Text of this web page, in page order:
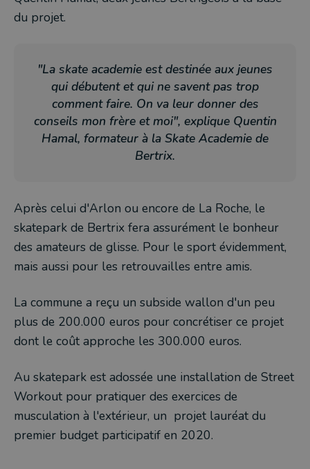
du projet.
"La skate academie est destinée aux jeunes
qui débutent et qui ne savent pas trop
comment faire. On va leur donner des
conseils mon frère et moi", explique Quentin
Hamal, formateur à la Skate Academie de
Bertrix.
Après celui d'Arlon ou encore de La Roche, le
skatepark de Bertrix fera assurément le bonheur
des amateurs de glisse. Pour le sport évidemment,
mais aussi pour les retrouvailles entre amis.
La commune a reçu un subside wallon d'un peu
plus de 200.000 euros pour concrétiser ce projet
dont le coût approche les 300.000 euros.
Au skatepark est adossée une installation de Street
Workout pour pratiquer des exercices de
musculation à l'extérieur, un projet lauréat du
premier budget participatif en 2020.